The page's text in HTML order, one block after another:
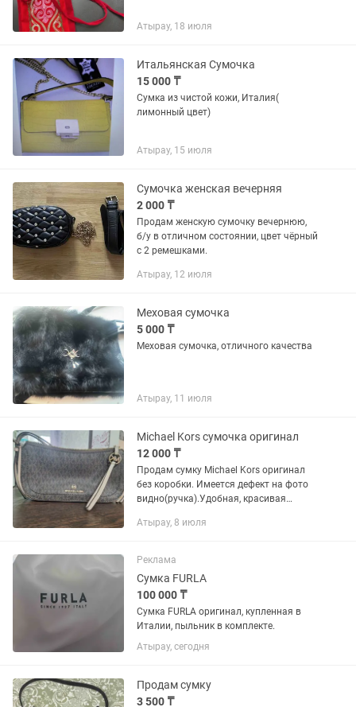
Атырау, 18 июля
Итальянская Сумочка
15 000 ₸
Сумка из чистой кожи, Италия(
лимонный цвет)
Атырау, 15 июля
Сумочка женская вечерняя
2 000 ₸
Продам женскую сумочку вечернюю,
б/у в отличном состоянии, цвет чёрный
с 2 ремешками.
Атырау, 12 июля
Меховая сумочка
5 000 ₸
Меховая сумочка, отличного качества
Атырау, 11 июля
Michael Kors сумочка оригинал
12 000 ₸
Продам сумку Michael Kors оригинал
без коробки. Имеется дефект на фото
видно(ручка).Удобная, красивая
Атырау, 8 июля
Реклама
Сумка FURLA
100 000 ₸
Сумка FURLA оригинал, купленная в
Италии, пыльник в комплекте.
Атырау, сегодня
Продам сумку
3 500 ₸